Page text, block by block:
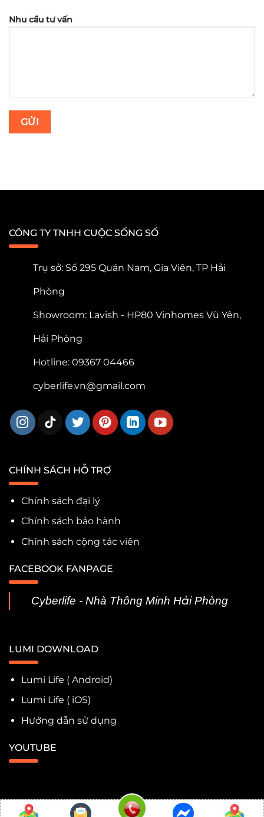
Nhu cầu tư vấn
CÔNG TY TNHH CUỘC SỐNG SỐ
Trụ sở: Số 295 Quán Nam, Gia Viên, TP Hải
Phòng
Showroom: Lavish - HP80 Vinhomes Vũ Yên,
Hải Phòng
Hotline: 09367 04466
cyberlife.vn@gmail.com
CHÍNH SÁCH HỖ TRỢ
Chính sách đại lý
Chính sách bảo hành
Chính sách cộng tác viên
FACEBOOK FANPAGE
Cyberlife - Nhà Thông Minh Hải Phòng
LUMI DOWNLOAD
Lumi Life ( Android)
Lumi Life ( iOS)
Hướng dẫn sử dụng
YOUTUBE